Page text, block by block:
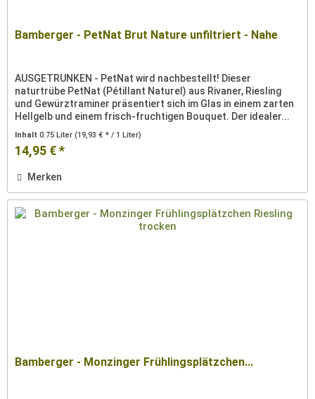
Bamberger - PetNat Brut Nature unfiltriert - Nahe
AUSGETRUNKEN - PetNat wird nachbestellt! Dieser
naturtrübe PetNat (Pétillant Naturel) aus Rivaner, Riesling
und Gewürztraminer präsentiert sich im Glas in einem zarten
Hellgelb und einem frisch-fruchtigen Bouquet. Der idealer...
Inhalt0.75 Liter(19,93 € * / 1 Liter)
14,95 € *
Merken
Bamberger - Monzinger Frühlingsplätzchen...